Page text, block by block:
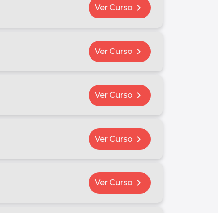
Ver Curso chevron_right
Ver Curso chevron_right
Ver Curso chevron_right
Ver Curso chevron_right
Ver Curso chevron_right